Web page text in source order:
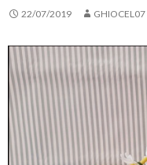
22/07/2019 GHIOCEL07